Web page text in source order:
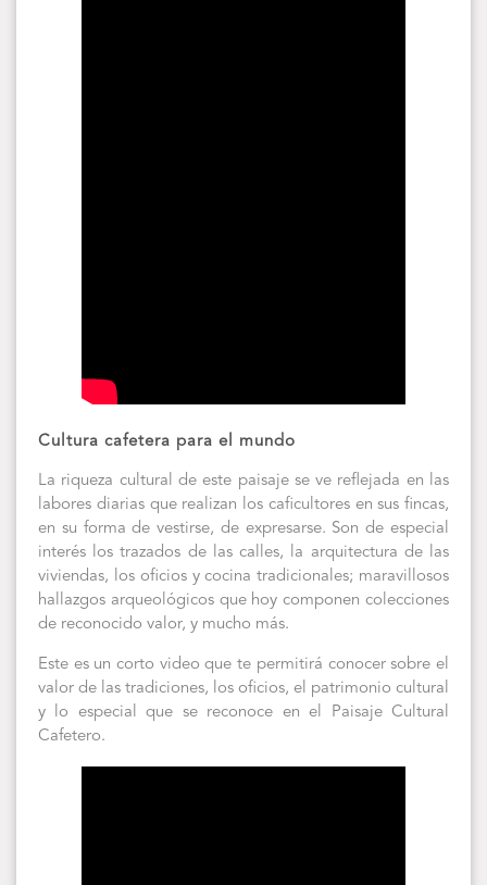
Cultura cafetera para el mundo
La riqueza cultural de este paisaje se ve reflejada en las
labores diarias que realizan los caficultores en sus fincas,
en su forma de vestirse, de expresarse. Son de especial
interés los trazados de las calles, la arquitectura de las
viviendas, los oficios y cocina tradicionales; maravillosos
hallazgos arqueológicos que hoy componen colecciones
de reconocido valor, y mucho más.
Este es un corto video que te permitirá conocer sobre el
valor de las tradiciones, los oficios, el patrimonio cultural
y lo especial que se reconoce en el Paisaje Cultural
Cafetero.